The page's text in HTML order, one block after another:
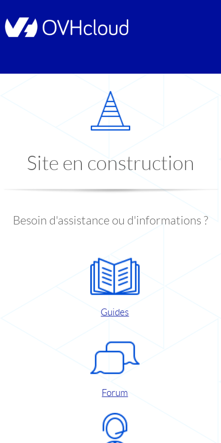
Site en construction
Besoin d'assistance ou d'informations ?
Guides
Forum